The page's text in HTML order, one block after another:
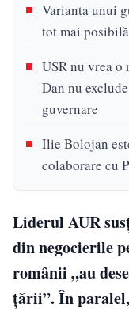
Varianta unui
tot mai posibilă
USR nu vrea o
Dan nu
guvernare
Ilie Bolojan
colaborare cu
Liderul AUR
din negocierile
românii „au
țării”. În